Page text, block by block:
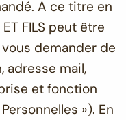
A ce titre en
ET FILS peut être
demander de
adresse mail,
et fonction
»). En